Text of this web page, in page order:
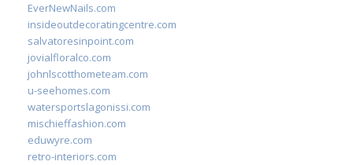
EverNewNails.com
insideoutdecoratingcentre.com
salvatoresinpoint.com
jovialfloralco.com
johnlscotthometeam.com
u-seehomes.com
watersportslagonissi.com
mischieffashion.com
eduwyre.com
retro-interiors.com